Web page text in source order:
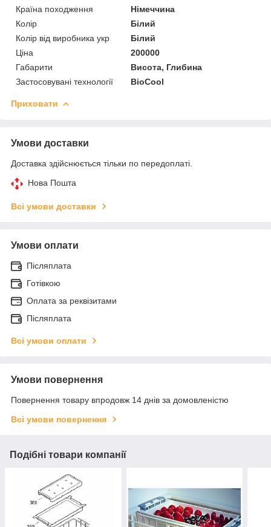
Країна походження
Німеччина
Колір
Білий
Колір від виробника укр
Білий
Ціна
200000
Габарити
Висота, Глибина
Застосовувані технології
BioCool
Приховати
Умови доставки
Доставка здійснюється тільки по передоплаті.
Нова Пошта
Всі умови доставки
Умови оплати
Післяплата
Готівкою
Оплата за реквізитами
Післяплата
Всі умови оплати
Умови повернення
Повернення товару впродовж 14 днів за домовленістю
Всі умови повернення
Подібні товари компанії